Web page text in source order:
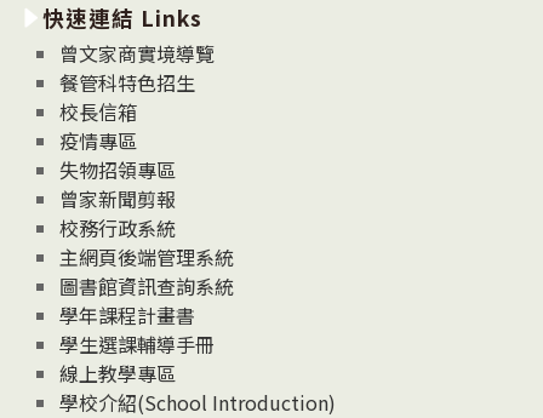
消
息
News
快速連結 Links
曾文家商實境導覽
餐管科特色招生
校長信箱
疫情專區
失物招領專區
曾家新聞剪報
校務行政系統
主網頁後端管理系統
圖書館資訊查詢系統
學年課程計畫書
學生選課輔導手冊
線上教學專區
學校介紹(School Introduction)